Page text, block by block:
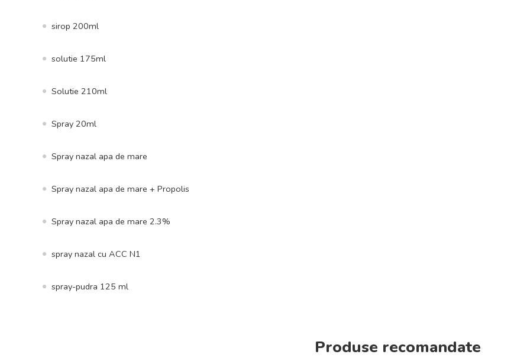
sirop 200ml
solutie 175ml
Solutie 210ml
Spray 20ml
Spray nazal apa de mare
Spray nazal apa de mare + Propolis
Spray nazal apa de mare 2.3%
spray nazal cu ACC N1
spray-pudra 125 ml
Produse recomandate